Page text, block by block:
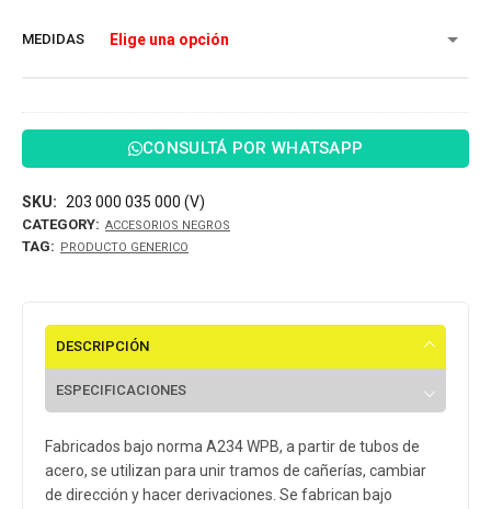
MEDIDAS
CONSULTÁ POR WHATSAPP
SKU: 203 000 035 000 (V)
CATEGORY: ACCESORIOS NEGROS
TAG: PRODUCTO GENERICO
DESCRIPCIÓN
ESPECIFICACIONES
Fabricados bajo norma A234 WPB, a partir de tubos de
acero, se utilizan para unir tramos de cañerías, cambiar
de dirección y hacer derivaciones. Se fabrican bajo